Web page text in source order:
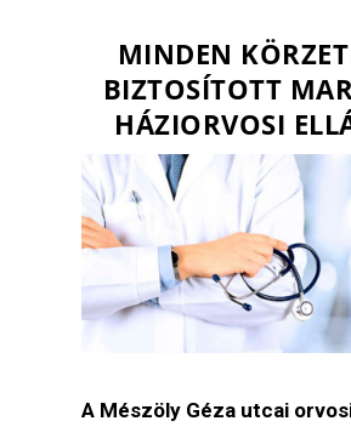
MINDEN
BIZTOSÍTOTT
HÁZIORVOSI
A Mészöly Géza utcai